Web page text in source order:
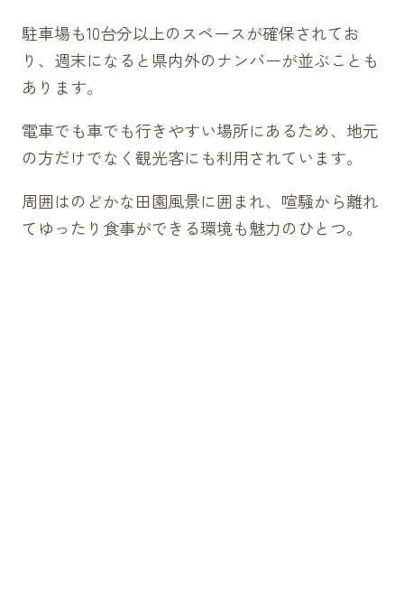
駐車場も10台分以上のスペースが確保されてお
り、週末になると県内外のナンバーが並ぶことも
あります。
電車でも車でも行きやすい場所にあるため、地元
の方だけでなく観光客にも利用されています。
周囲はのどかな田園風景に囲まれ、喧騒から離れ
てゆったり食事ができる環境も魅力のひとつ。